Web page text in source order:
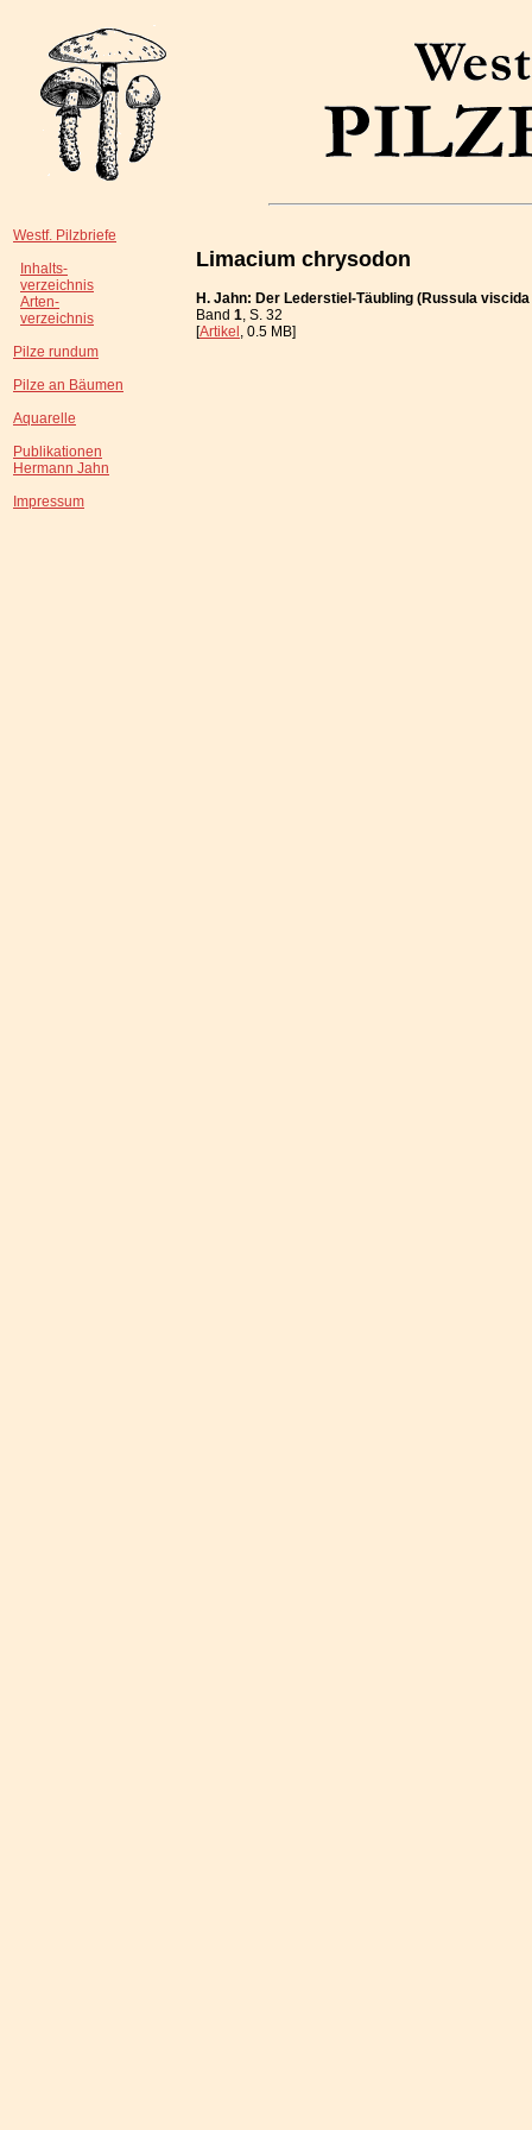
Westf. Pilzbriefe
Inhalts-
verzeichnis
Arten-
verzeichnis
Pilze rundum
Pilze an Bäumen
Aquarelle
Publikationen
Hermann Jahn
Impressum
Limacium chrysodon
H. Jahn: Der Lederstiel-Täubling (Russula
Band 1, S. 32
[Artikel, 0.5 MB]